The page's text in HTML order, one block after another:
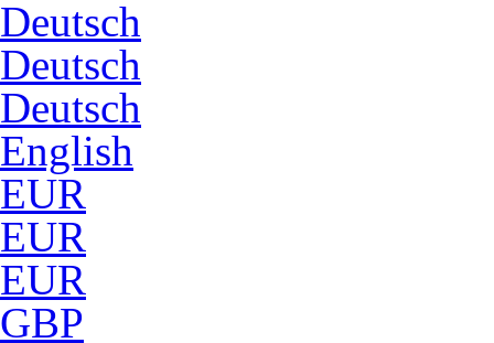
Deutsch
Deutsch
Deutsch
English
EUR
EUR
EUR
GBP